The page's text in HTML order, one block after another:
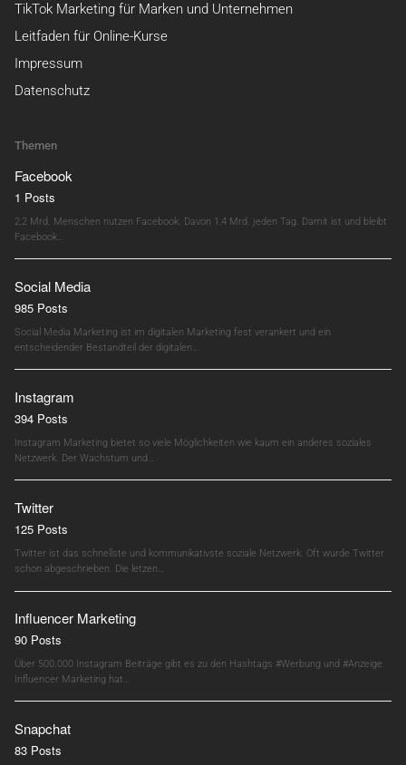
TikTok Marketing für Marken und Unternehmen
Leitfaden für Online-Kurse
Impressum
Datenschutz
Themen
Facebook
1 Posts
2,2 Mrd. Menschen nutzen Facebook. Davon 1,4 Mrd. jeden Tag. Damit ist und bleibt
Facebook…
Social Media
985 Posts
Social Media Marketing ist im digitalen Marketing fest verankert und ein
entscheidender Bestandteil der digitalen…
Instagram
394 Posts
Instagram Marketing bietet so viele Möglichkeiten wie kaum ein anderes soziales
Netzwerk. Der Wachstum und…
Twitter
125 Posts
Twitter ist das schnellste und kommunikativste soziale Netzwerk. Oft wurde Twitter
schon abgeschrieben. Die letzen…
Influencer Marketing
90 Posts
Über 500.000 Instagram Beiträge gibt es zu den Hashtags #Werbung und #Anzeige.
Influencer Marketing hat…
Snapchat
83 Posts